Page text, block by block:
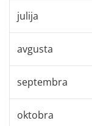
julija
avgusta
septembra
oktobra